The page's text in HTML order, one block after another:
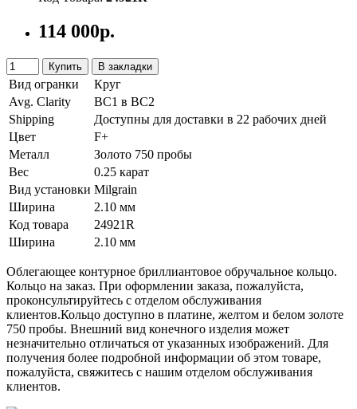
114 000р.
Купить В закладки
Вид огранки
Круг
Avg. Clarity
ВС1 в ВС2
Shipping
Доступны для доставки в 22 рабочих дней
Цвет
F+
Металл
Золото 750 пробы
Вес
0.25 карат
Вид установки Milgrain
Ширина
2.10 мм
Код товара
24921R
Ширина
2.10 мм
Облегающее контурное бриллиантовое обручальное кольцо.
Кольцо на заказ. При оформлении заказа, пожалуйста,
проконсультируйтесь с отделом обслуживания
клиентов.Кольцо доступно в платине, желтом и белом золоте
750 пробы. Внешний вид конечного изделия может
незначительно отличаться от указанных изображений. Для
получения более подробной информации об этом товаре,
пожалуйста, свяжитесь с нашим отделом обслуживания
клиентов.